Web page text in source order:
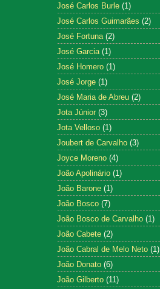
José Carlos Burle (1)
José Carlos Guimarães (2)
José Fortuna (2)
José Garcia (1)
José Homero (1)
José Jorge (1)
José Maria de Abreu (2)
Jota Júnior (3)
Jota Velloso (1)
Joubert de Carvalho (3)
Joyce Moreno (4)
João Apolinário (1)
João Barone (1)
João Bosco (7)
João Bosco de Carvalho (1)
João Cabete (2)
João Cabral de Melo Neto (1)
João Donato (6)
João Gilberto (11)